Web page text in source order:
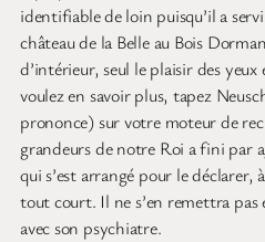
identifiable de loin puisqu’il a
château de la Belle au Bois
d’intérieur, seul le plaisir des
voulez en savoir plus, tapez
prononce) sur votre moteur de
grandeurs de notre Roi a fini par
qui s’est arrangé pour le
tout court. Il ne s’en remettra
avec son psychiatre.